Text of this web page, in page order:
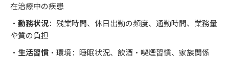
在治療中の疾患
・ 勤務状況：残業時間、休日出勤の頻度、通勤時間、業務量
や質の負担
・ 生活習慣 ・環境：睡眠状況、飲酒・喫煙習慣、家族関係